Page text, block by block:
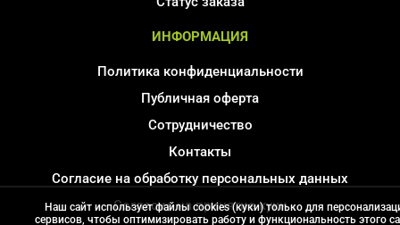
ИНФОРМАЦИЯ
Политика конфиденциальности
Публичная оферта
Сотрудничество
Контакты
Согласие на обработку персональных данных
Соглаcие на принятие куки
Наш сайт использует файлы cookies (куки) только для
сервисов, чтобы оптимизировать работу и функциональность этого